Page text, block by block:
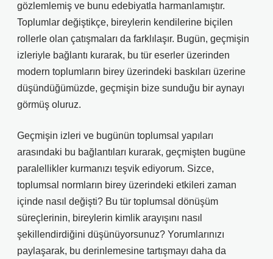
gözlemlemiş ve bunu edebiyatla harmanlamıştır.
Toplumlar değiştikçe, bireylerin kendilerine biçilen
rollerle olan çatışmaları da farklılaşır. Bugün, geçmişin
izleriyle bağlantı kurarak, bu tür eserler üzerinden
modern toplumların birey üzerindeki baskıları üzerine
düşündüğümüzde, geçmişin bize sunduğu bir aynayı
görmüş oluruz.
Geçmişin izleri ve bugünün toplumsal yapıları
arasındaki bu bağlantıları kurarak, geçmişten bugüne
paralellikler kurmanızı teşvik ediyorum. Sizce,
toplumsal normların birey üzerindeki etkileri zaman
içinde nasıl değişti? Bu tür toplumsal dönüşüm
süreçlerinin, bireylerin kimlik arayışını nasıl
şekillendirdiğini düşünüyorsunuz? Yorumlarınızı
paylaşarak, bu derinlemesine tartışmayı daha da